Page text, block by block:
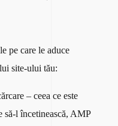
pe care le aduce
site-ului tău:
– ceea ce este
să-l încetinească, AMP